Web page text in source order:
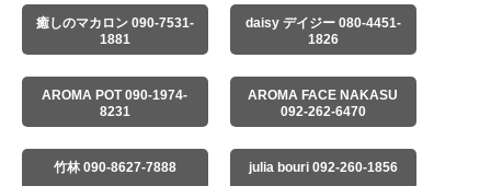
癒しのマカロン 090-7531-
1881
daisy デイジー 080-4451-
1826
AROMA POT 090-1974-
8231
AROMA FACE NAKASU
092-262-6470
竹林 090-8627-7888 julia bouri 092-260-1856